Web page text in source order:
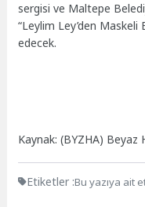
sergisi ve Maltepe
“Leylim Ley’den Maskeli
edecek.
Kaynak: (BYZHA) Beyaz
Etiketler :Bu yazıya ait